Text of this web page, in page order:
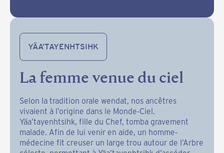
YÄA’TAYENHTSIHK
La femme venue du ciel
Selon la tradition orale wendat, nos ancêtres
vivaient à l’origine dans le Monde-Ciel.
Yäa’tayenhtsihk, fille du Chef, tomba gravement
malade. Afin de lui venir en aide, un homme-
médecine fit creuser un large trou autour de l’Arbre